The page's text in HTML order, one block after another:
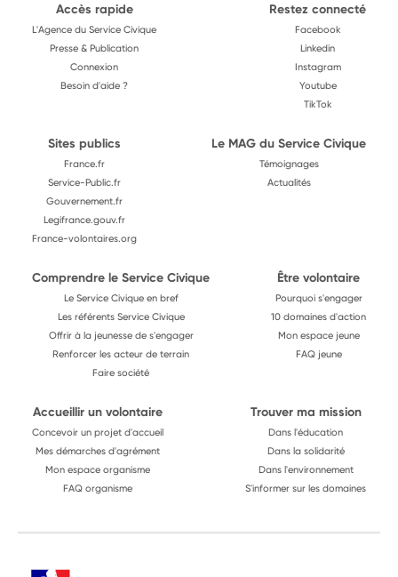
Accès rapide
L'Agence du Service Civique
Presse & Publication
Connexion
Besoin d'aide ?
Restez connecté
Facebook
Linkedin
Instagram
Youtube
TikTok
Sites publics
France.fr
Service-Public.fr
Gouvernement.fr
Legifrance.gouv.fr
France-volontaires.org
Le MAG du Service Civique
Témoignages
Actualités
Comprendre le Service Civique
Le Service Civique en bref
Les référents Service Civique
Offrir à la jeunesse de s'engager
Renforcer les acteur de terrain
Faire société
Être volontaire
Pourquoi s'engager
10 domaines d'action
Mon espace jeune
FAQ jeune
Accueillir un volontaire
Concevoir un projet d'accueil
Mes démarches d'agrément
Mon espace organisme
FAQ organisme
Trouver ma mission
Dans l'éducation
Dans la solidarité
Dans l'environnement
S'informer sur les domaines